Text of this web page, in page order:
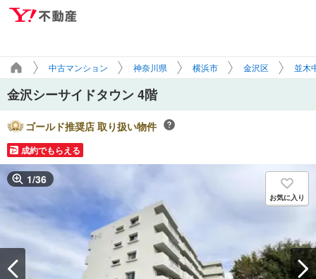
中古マンション 神奈川県 横浜市 金沢区 並木
金沢シーサイドタウン 4階
ゴールド推奨店 取り扱い物件
成約でもらえる
1/36
お気に入り